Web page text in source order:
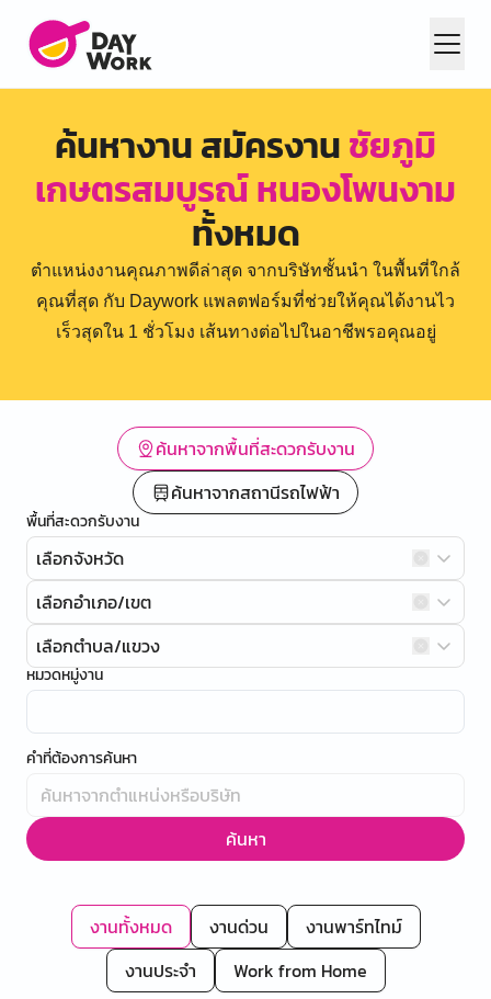
ค้นหางาน สมัครงานชัยภูมิ
เกษตรสมบูรณ์ หนองโพนงาม
ทั้งหมด
ตำแหน่งงานคุณภาพดีล่าสุด จากบริษัทชั้นนำ ในพื้นที่ใกล้
คุณที่สุด กับ Daywork แพลตฟอร์มที่ช่วยให้คุณได้งานไว
เร็วสุดใน 1 ชั่วโมง เส้นทางต่อไปในอาชีพรอคุณอยู่
ค้นหาจากพื้นที่สะดวกรับงาน
ค้นหาจากสถานีรถไฟฟ้า
พื้นที่สะดวกรับงาน
เลือกจังหวัด
เลือกอำเภอ/เขต
เลือกตำบล/แขวง
หมวดหมู่งาน
คำที่ต้องการค้นหา
ค้นหา
งานทั้งหมด งานด่วน
งานพาร์ทไทม์
งานประจำ
Work from Home